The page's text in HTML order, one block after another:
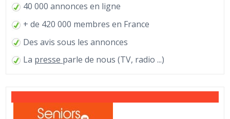
40 000 annonces en ligne
+ de 420 000 membres en France
Des avis sous les annonces
La presse parle de nous (TV, radio ...)